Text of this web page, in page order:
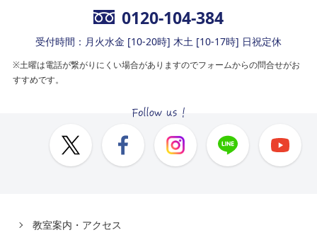
0120-104-384
受付時間：月火水金 [10-20時] 木土 [10-17時] 日祝定休
※土曜は電話が繋がりにくい場合がありますのでフォームからの問合せがお
すすめです。
教室案内・アクセス